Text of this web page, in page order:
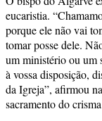
eucaristia.
porque ele não vai
tomar posse dele.
um ministério ou um
à vossa disposição,
da Igreja”, afirmou
sacramento do